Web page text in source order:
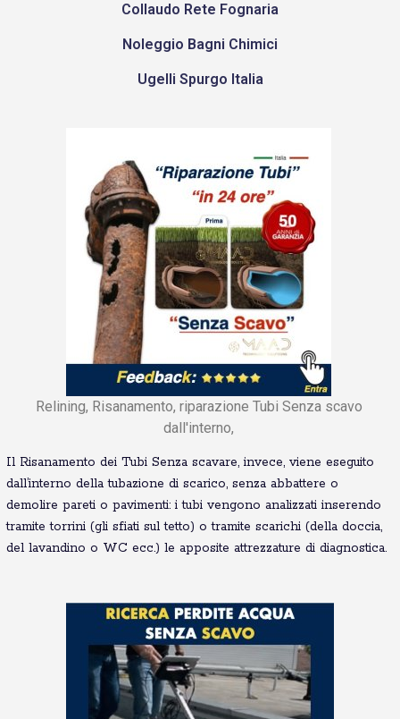
Collaudo Rete Fognaria
Noleggio Bagni Chimici
Ugelli Spurgo Italia
Relining, Risanamento, riparazione Tubi Senza scavo
dall'interno,
Il Risanamento dei Tubi Senza scavare, invece, viene eseguito
dall’interno della tubazione di scarico, senza abbattere o
demolire pareti o pavimenti: i tubi vengono analizzati inserendo
tramite torrini (gli sfiati sul tetto) o tramite scarichi (della doccia,
del lavandino o WC ecc.) le apposite attrezzature di diagnostica.